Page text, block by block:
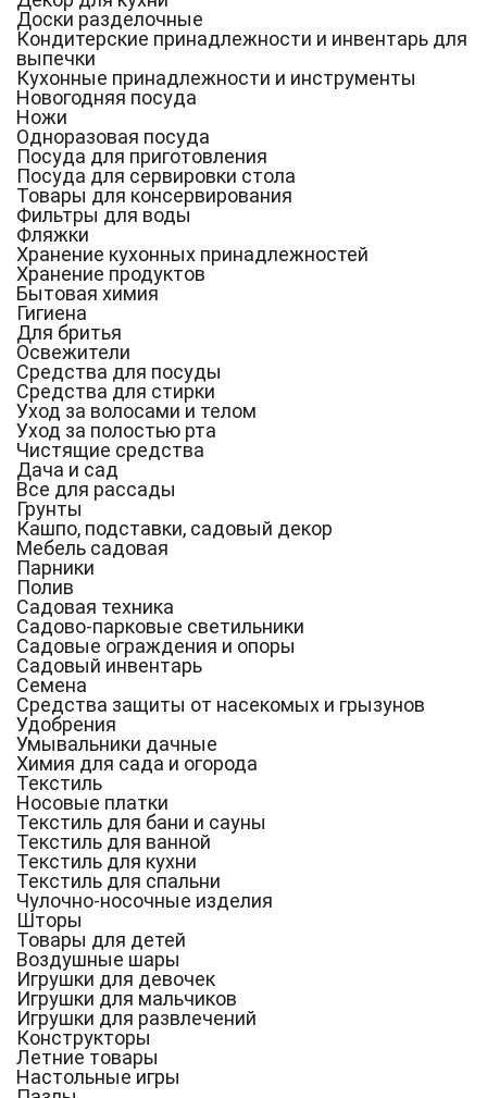
Доски разделочные
Кондитерские принадлежности и инвентарь для
выпечки
Кухонные принадлежности и инструменты
Новогодняя посуда
Ножи
Одноразовая посуда
Посуда для приготовления
Посуда для сервировки стола
Товары для консервирования
Фильтры для воды
Фляжки
Хранение кухонных принадлежностей
Хранение продуктов
Бытовая химия
Гигиена
Для бритья
Освежители
Средства для посуды
Средства для стирки
Уход за волосами и телом
Уход за полостью рта
Чистящие средства
Дача и сад
Все для рассады
Грунты
Кашпо, подставки, садовый декор
Мебель садовая
Парники
Полив
Садовая техника
Садово-парковые светильники
Садовые ограждения и опоры
Садовый инвентарь
Семена
Средства защиты от насекомых и грызунов
Удобрения
Умывальники дачные
Химия для сада и огорода
Текстиль
Носовые платки
Текстиль для бани и сауны
Текстиль для ванной
Текстиль для кухни
Текстиль для спальни
Чулочно-носочные изделия
Шторы
Товары для детей
Воздушные шары
Игрушки для девочек
Игрушки для мальчиков
Игрушки для развлечений
Конструкторы
Летние товары
Настольные игры